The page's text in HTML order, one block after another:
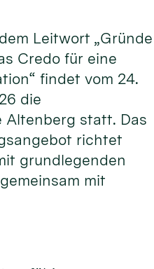
Leitwort „Gründe
Credo für eine
findet vom 24.
die
Altenberg statt. Das
richtet
grundlegenden
mit